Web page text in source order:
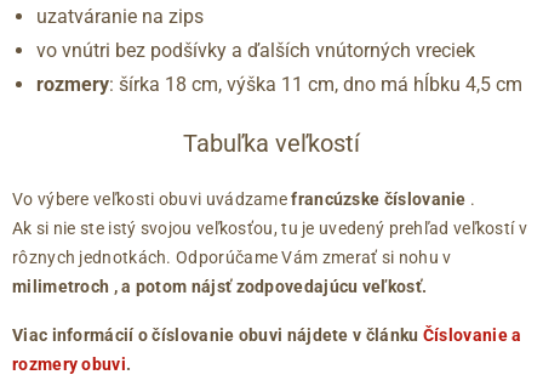
uzatváranie na zips
vo vnútri bez podšívky a ďalších vnútorných vreciek
rozmery: šírka 18 cm, výška 11 cm, dno má hĺbku 4,5 cm
Tabuľka veľkostí
Vo výbere veľkosti obuvi uvádzamefrancúzske číslovanie .
Ak si nie ste istý svojou veľkosťou, tu je uvedený prehľad veľkostí v
rôznych jednotkách. Odporúčame Vám zmerať si nohu v
milimetroch , a potom nájsť zodpovedajúcu veľkosť.
Viac informácií o číslovanie obuvi nájdete v článku Číslovanie a
rozmery obuvi.